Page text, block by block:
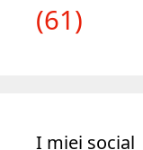
(61)
I miei social